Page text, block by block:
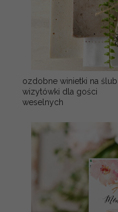
ozdobne winietki na ślub
wizytówki dla gości
weselnych